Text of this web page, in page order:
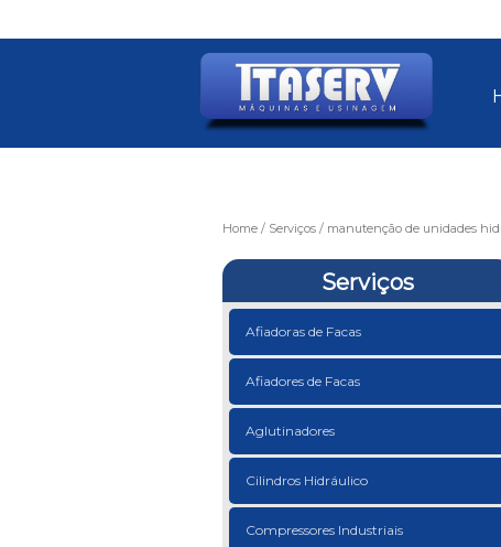
Home Serviços manutenção de unidades
Serviços
Afiadoras de Facas
Afiadores de Facas
Aglutinadores
Cilindros Hidráulico
Compressores Industriais